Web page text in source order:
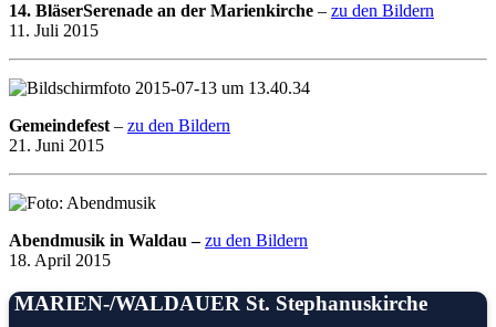
14. BläserSerenade an der Marienkirche – zu den Bildern
11. Juli 2015
Gemeindefest – zu den Bildern
21. Juni 2015
Abendmusik in Waldau – zu den Bildern
18. April 2015
MARIEN-/WALDAUER St. Stephanuskirche